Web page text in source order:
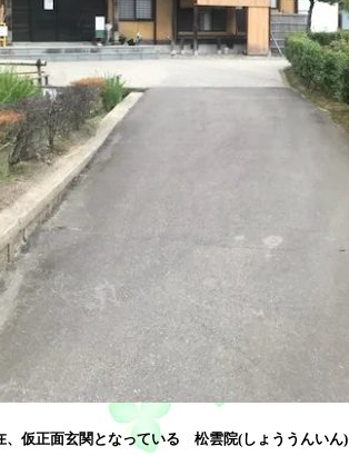
、仮正面玄関となっている 松雲院(しょううんいん)